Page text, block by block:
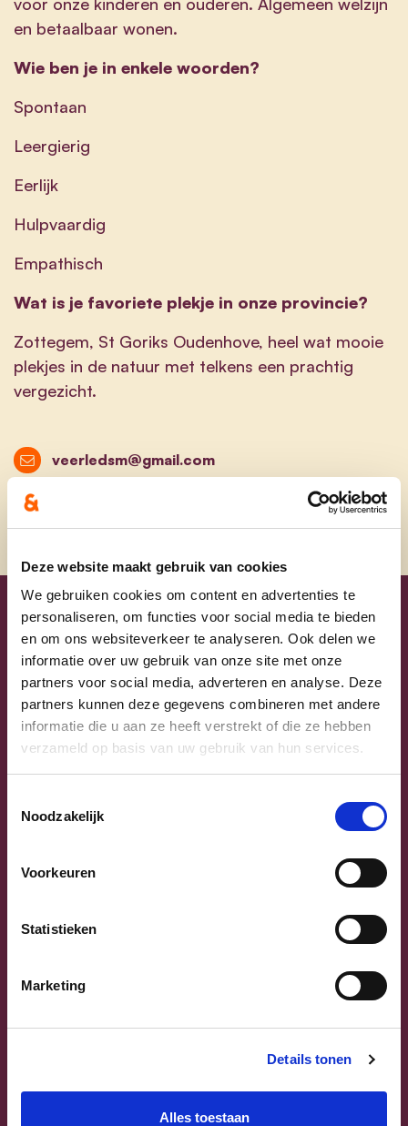
Deze website maakt gebruik van cookies
We gebruiken cookies om content en advertenties te
personaliseren, om functies voor social media te bieden
en om ons websiteverkeer te analyseren. Ook delen we
informatie over uw gebruik van onze site met onze
partners voor social media, adverteren en analyse. Deze
partners kunnen deze gegevens combineren met andere
informatie die u aan ze heeft verstrekt of die ze hebben
verzameld op basis van uw gebruik van hun services.
Noodzakelijk
Voorkeuren
Statistieken
Marketing
Details tonen
Alles toestaan
en betaalbaar wonen.
Wie ben je in enkele woorden?
Spontaan
Leergierig
Eerlijk
Hulpvaardig
Empathisch
Wat is je favoriete plekje in onze provincie?
Zottegem, St Goriks Oudenhove, heel wat mooie
plekjes in de natuur met telkens een prachtig
vergezicht.
veerledsm@gmail.com
Uw lijsttrekkers
Next
alle kandidaten